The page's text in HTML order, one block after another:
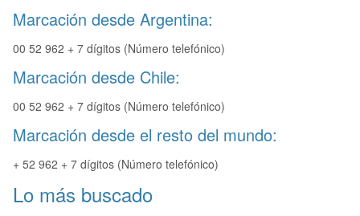
Marcación desde Argentina:
00 52 962 + 7 dígitos (Número telefónico)
Marcación desde Chile:
00 52 962 + 7 dígitos (Número telefónico)
Marcación desde el resto del mundo:
+ 52 962 + 7 dígitos (Número telefónico)
Lo más buscado